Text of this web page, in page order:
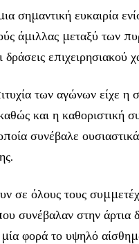
σημαντική ευκαιρία
άμιλλας μεταξύ των
δράσεις επιχειρησιακού
των αγώνων είχε η
και η καθοριστική
συνέβαλε
σε όλους τους
συνέβαλαν στην άρτια
φορά το υψηλό